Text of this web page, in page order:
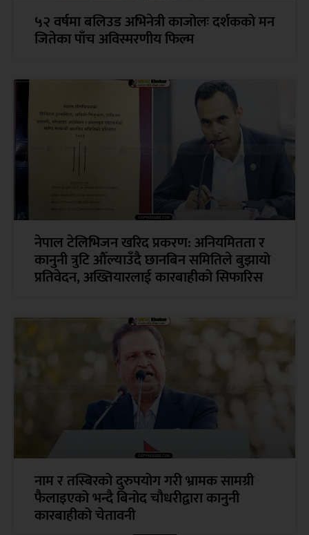
५२ वर्षमा बलिउड अभिनेत्री काजोलः दर्शकको मन
जितेका पाँच अविस्मरणीय फिल्म
नेपाल टेलिभिजन खरिद प्रकरण: अनियमितता र
कानुनी त्रुटि औँल्याउँदै छानबिन समितिले बुझायो
प्रतिवेदन, अख्तियारलाई कारबाहीको सिफारिस
नाम र तस्बिरको दुरुपयोग गरी भ्रामक सामग्री
फैलाइएको भन्दै बिनोद चौधरीद्वारा कानुनी
कारबाहीको चेतावनी